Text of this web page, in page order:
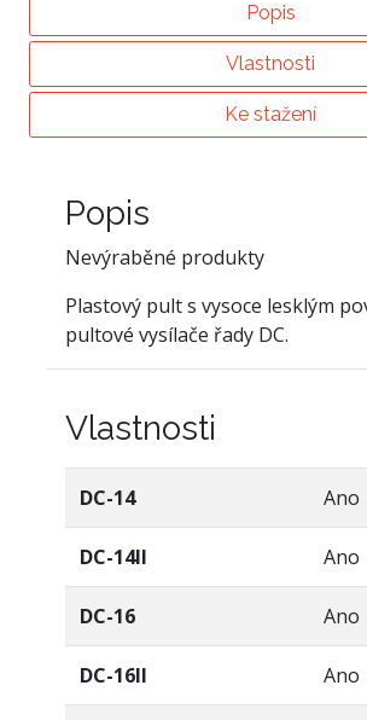
Popis
Vlastnosti
Ke stažení
Popis
Nevýraběné produkty
Plastový pult s vysoce lesklým
pultové vysílače řady DC.
Vlastnosti
DC-14 Ano
DC-14II Ano
DC-16 Ano
DC-16II Ano